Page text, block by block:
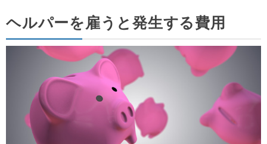
ヘルパーを雇うと発生する費用